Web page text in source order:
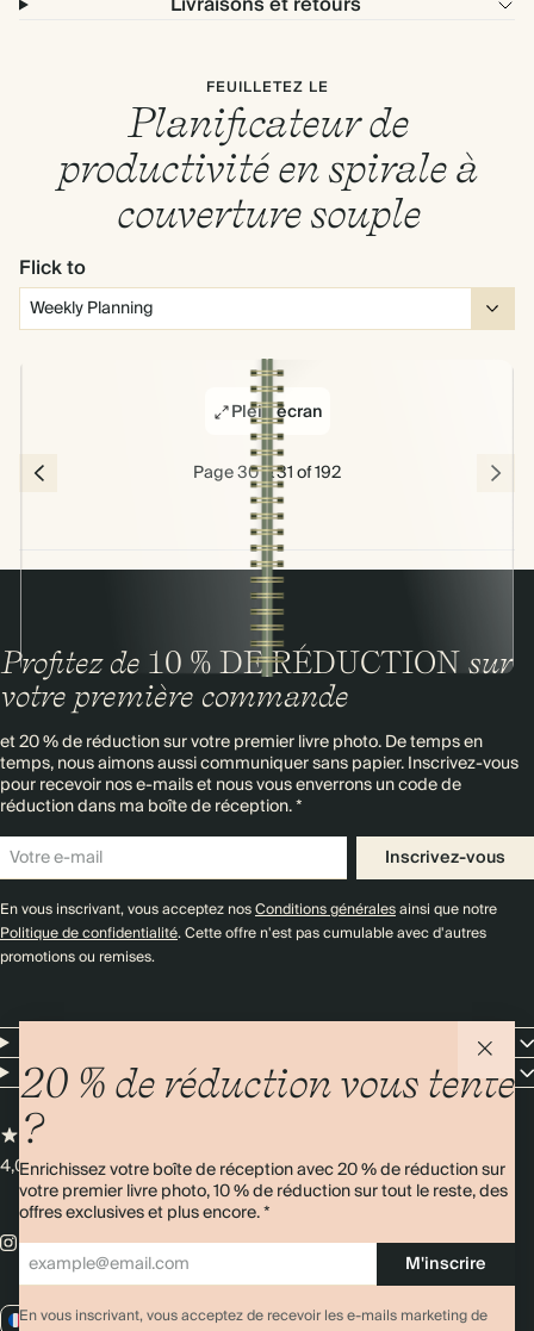
FEUILLETEZ LE
Planificateur de
productivité en spirale à
couverture souple
Flick to
Plein écran
Page 30 & 31 of 192
20 % de réduction vous tente
?
Enrichissez votre boîte de réception avec 20 % de réduction sur
votre premier livre photo, 10 % de réduction sur tout le reste, des
offres exclusives et plus encore. *
M'inscrire
En vous inscrivant, vous acceptez de recevoir les e-mails marketing de
Profitez de 10 % DE RÉDUCTION sur
votre première commande
et 20 % de réduction sur votre premier livre photo. De temps en
temps, nous aimons aussi communiquer sans papier. Inscrivez-vous
pour recevoir nos e-mails et nous vous enverrons un code de
réduction dans ma boîte de réception. *
Inscrivez-vous
En vous inscrivant, vous acceptez nosConditions généralesainsi que notre
Politique de confidentialité. Cette offre n'est pas cumulable avec d'autres
promotions ou remises.
Entreprise
4,00/5Plus de 11 000 avis
FR / EUR